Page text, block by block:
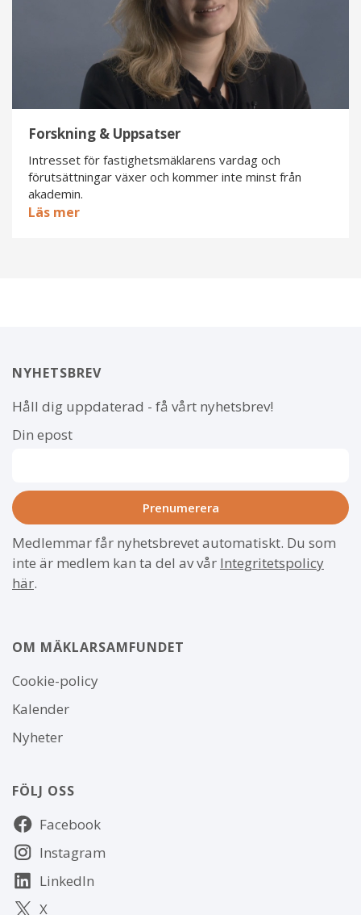
Forskning & Uppsatser
Intresset för fastighetsmäklarens vardag och
förutsättningar växer och kommer inte minst från
akademin.
Läs mer
NYHETSBREV
Håll dig uppdaterad - få vårt nyhetsbrev!
Din epost
Medlemmar får nyhetsbrevet automatiskt. Du som
inte är medlem kan ta del av vår Integritetspolicy
här.
OM MÄKLARSAMFUNDET
Om
webbplatsen
Cookie-policy
Kalender
Nyheter
FÖLJ OSS
Följ
oss Facebook
Instagram
LinkedIn
X